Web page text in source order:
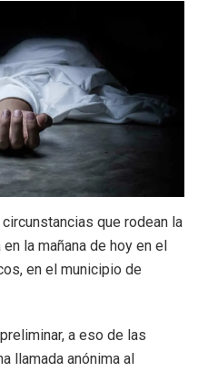
que rodean la
la mañana de hoy en el
en el municipio de
a eso de las
llamada anónima al